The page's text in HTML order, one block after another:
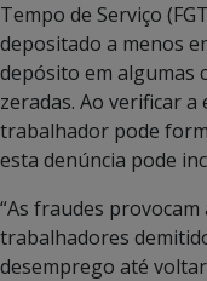
Tempo de Serviço
depositado a menos
depósito em algumas
zeradas. Ao verificar
trabalhador pode
esta denúncia pode
“As fraudes
trabalhadores
desemprego até